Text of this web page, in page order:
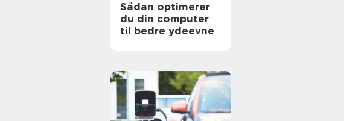
Sådan optimerer
du din computer
til bedre ydeevne